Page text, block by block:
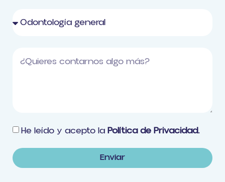
He leído y acepto la Política de Privacidad.
Enviar